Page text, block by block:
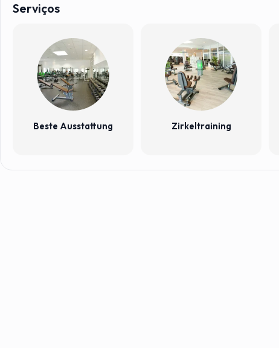
Serviços
Beste Ausstattung Zirkeltraining